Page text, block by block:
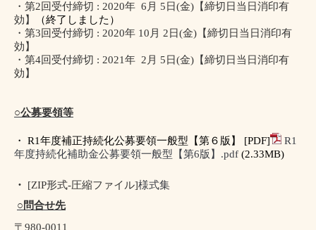
・第2回受付締切 : 2020年 6 月 5日(金) 【締切日当日消印有
効】
（終了しました）
・第3回受付締切 : 2020年 10 月 2日(金) 【締切日当日消印有
効】
・第4回受付締切 : 2021年 2 月 5日(金) 【締切日当日消印有
効】
○公募要領等
・ R1年度補正持続化公募要領一般型【第６版】 [PDF]
R1
年度持続化補助金公募要領一般型【第6版】.pdf (2.33MB)
・ [ZIP形式-圧縮ファイル]様式集
○問合せ先
〒 980-0011